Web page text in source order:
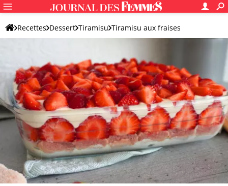
Recettes Dessert Tiramisu Tiramisu aux fraises